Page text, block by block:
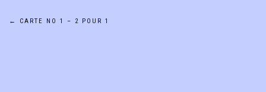
Navigation
← CARTE NO 1 – 2 POUR 1